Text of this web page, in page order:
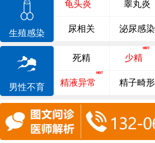
生殖感染
龟头炎 睾丸炎
尿相关 泌尿感染
男性不育
死精 少精
精液异常 精子畸形